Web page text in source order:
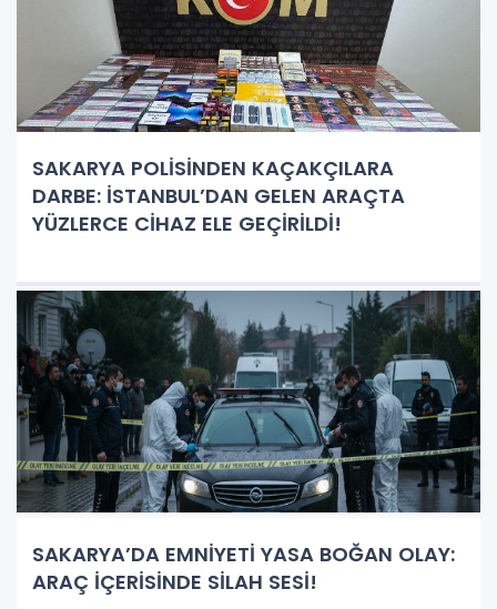
SAKARYA POLİSİNDEN KAÇAKÇILARA
DARBE: İSTANBUL’DAN GELEN ARAÇTA
YÜZLERCE CİHAZ ELE GEÇİRİLDİ!
SAKARYA’DA EMNİYETİ YASA BOĞAN OLAY:
ARAÇ İÇERİSİNDE SİLAH SESİ!